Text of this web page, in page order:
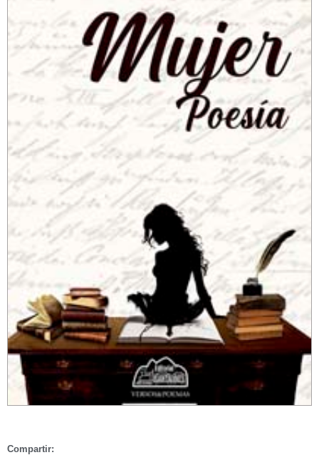
Compartir: